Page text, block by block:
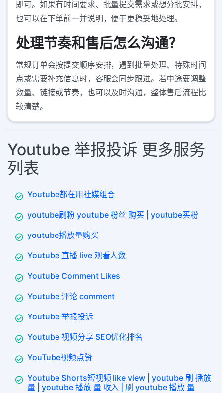
即可。如果有时间要求、批量提交需求或想分批安排，
也可以在下单前一并说明，便于更稳妥地处理。
处理节奏和售后怎么沟通？
常规订单会按提交顺序安排，遇到批量处理、特殊时间
点或需要补充信息时，客服会同步跟进。若中途要调整
数量、链接或节奏，也可以及时沟通，整体售后流程比
较清楚。
Youtube 举报投诉 更多服务
列表
Youtube都在用社媒组合
youtube刷粉 youtube 粉丝 购买 | youtube买粉
youtube播放量购买
Youtube 直播 live 观看人数
Youtube Comment Likes
Youtube 评论 comment
Youtube 举报投诉
Youtube 视频分享 SEO优化排名
YouTube视频点赞
Youtube Shorts短视频 like view | youtube 刷 播放
量 | youtube 播放 量 收入 | 刷 youtube 播放 量